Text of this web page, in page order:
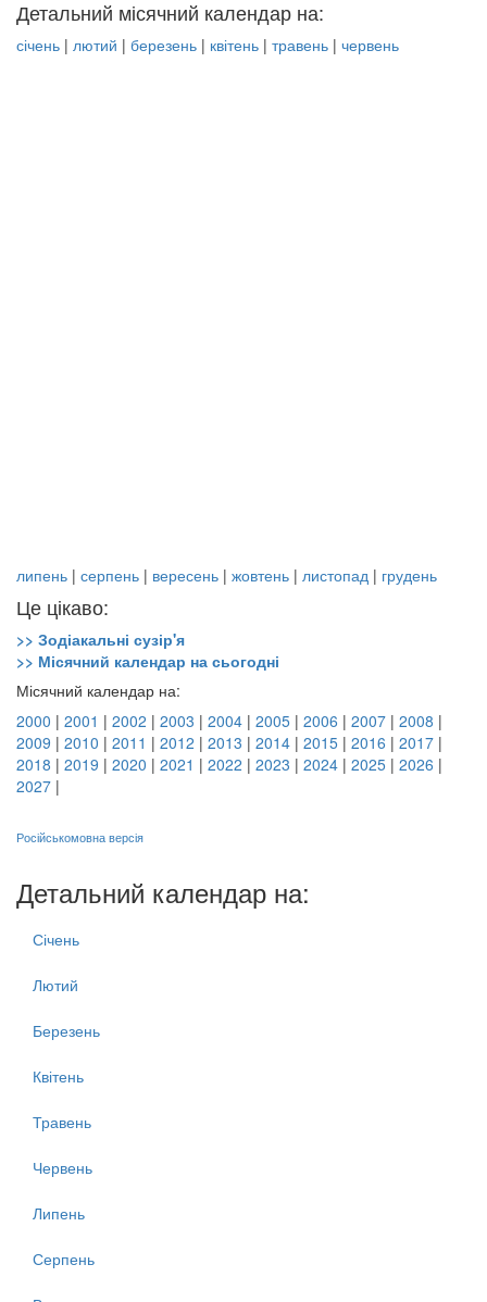
Детальний місячний календар на:
січень | лютий | березень | квітень | травень | червень
липень | серпень | вересень | жовтень | листопад | грудень
Це цікаво:
>> Зодіакальні сузір'я
>> Місячний календар на сьогодні
Місячний календар на:
2000 | 2001 | 2002 | 2003 | 2004 | 2005 | 2006 | 2007 | 2008 |
2009 | 2010 | 2011 | 2012 | 2013 | 2014 | 2015 | 2016 | 2017 |
2018 | 2019 | 2020 | 2021 | 2022 | 2023 | 2024 | 2025 | 2026 |
2027 |
Російськомовна версія
Детальний календар на:
Січень
Лютий
Березень
Квітень
Травень
Червень
Липень
Серпень